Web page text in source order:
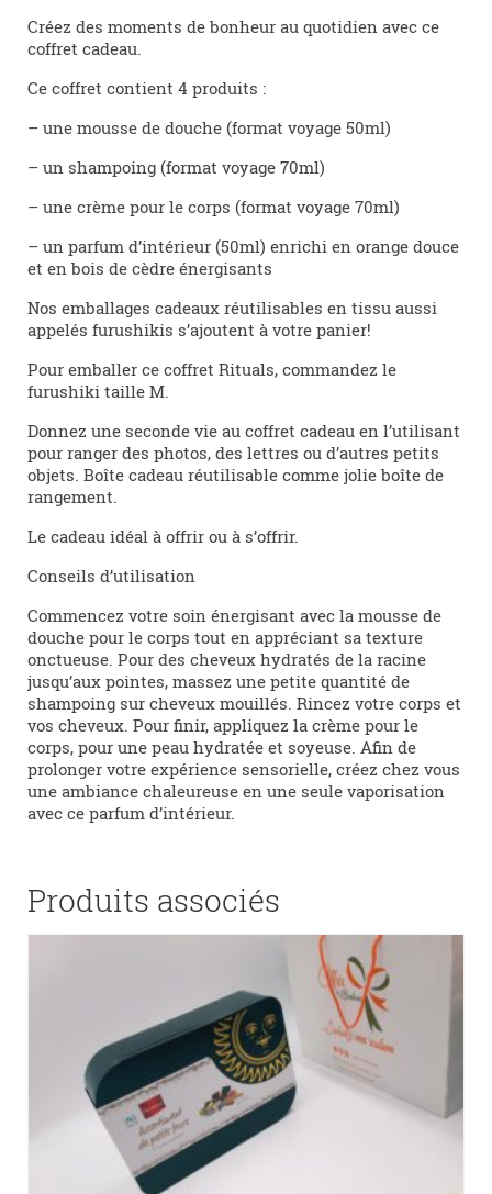
Créez des moments de bonheur au quotidien avec ce
coffret cadeau.
Ce coffret contient 4 produits :
– une mousse de douche (format voyage 50ml)
– un shampoing (format voyage 70ml)
– une crème pour le corps (format voyage 70ml)
– un parfum d’intérieur (50ml) enrichi en orange douce
et en bois de cèdre énergisants
Nos emballages cadeaux réutilisables en tissu aussi
appelés furushikis s’ajoutent à votre panier!
Pour emballer ce coffret Rituals, commandez le
furushiki taille M.
Donnez une seconde vie au coffret cadeau en l’utilisant
pour ranger des photos, des lettres ou d’autres petits
objets. Boîte cadeau réutilisable comme jolie boîte de
rangement.
Le cadeau idéal à offrir ou à s’offrir.
Conseils d’utilisation
Commencez votre soin énergisant avec la mousse de
douche pour le corps tout en appréciant sa texture
onctueuse. Pour des cheveux hydratés de la racine
jusqu’aux pointes, massez une petite quantité de
shampoing sur cheveux mouillés. Rincez votre corps et
vos cheveux. Pour finir, appliquez la crème pour le
corps, pour une peau hydratée et soyeuse. Afin de
prolonger votre expérience sensorielle, créez chez vous
une ambiance chaleureuse en une seule vaporisation
avec ce parfum d’intérieur.
Produits associés